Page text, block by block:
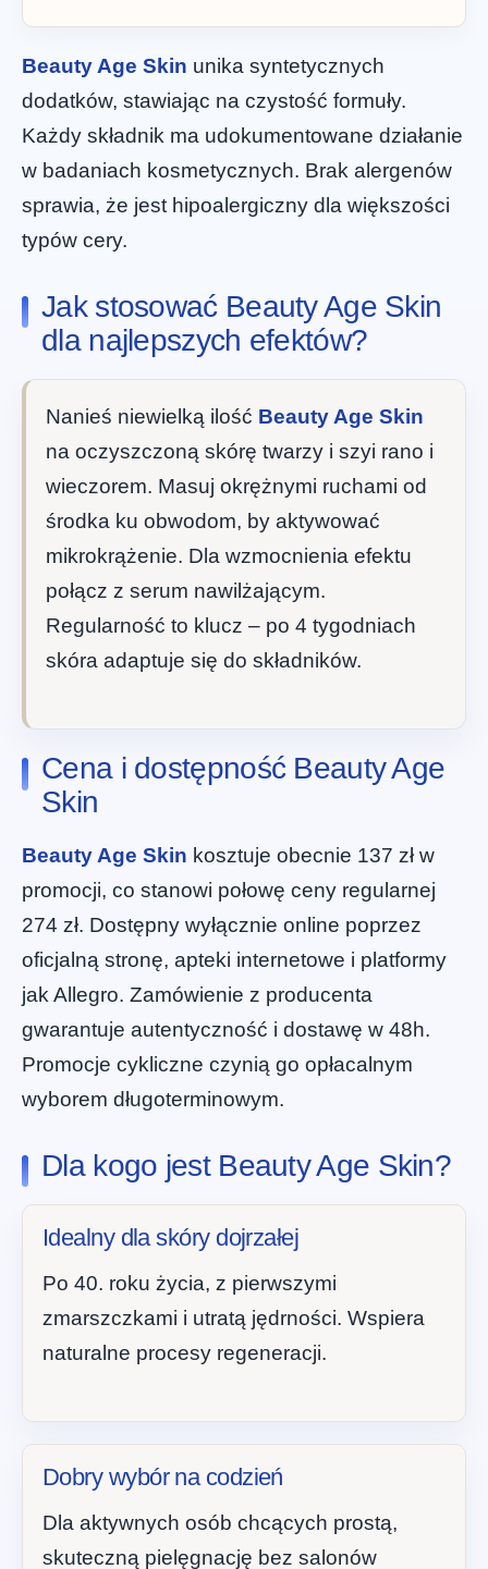
Beauty Age Skin unika syntetycznych
dodatków, stawiając na czystość formuły.
Każdy składnik ma udokumentowane działanie
w badaniach kosmetycznych. Brak alergenów
sprawia, że jest hipoalergiczny dla większości
typów cery.
Jak stosować Beauty Age Skin
dla najlepszych efektów?
Nanieś niewielką ilość Beauty Age Skin
na oczyszczoną skórę twarzy i szyi rano i
wieczorem. Masuj okrężnymi ruchami od
środka ku obwodom, by aktywować
mikrokrążenie. Dla wzmocnienia efektu
połącz z serum nawilżającym.
Regularność to klucz – po 4 tygodniach
skóra adaptuje się do składników.
Cena i dostępność Beauty Age
Skin
Beauty Age Skin kosztuje obecnie 137 zł w
promocji, co stanowi połowę ceny regularnej
274 zł. Dostępny wyłącznie online poprzez
oficjalną stronę, apteki internetowe i platformy
jak Allegro. Zamówienie z producenta
gwarantuje autentyczność i dostawę w 48h.
Promocje cykliczne czynią go opłacalnym
wyborem długoterminowym.
Dla kogo jest Beauty Age Skin?
Idealny dla skóry dojrzałej
Po 40. roku życia, z pierwszymi
zmarszczkami i utratą jędrności. Wspiera
naturalne procesy regeneracji.
Dobry wybór na codzień
Dla aktywnych osób chcących prostą,
skuteczną pielęgnację bez salonów